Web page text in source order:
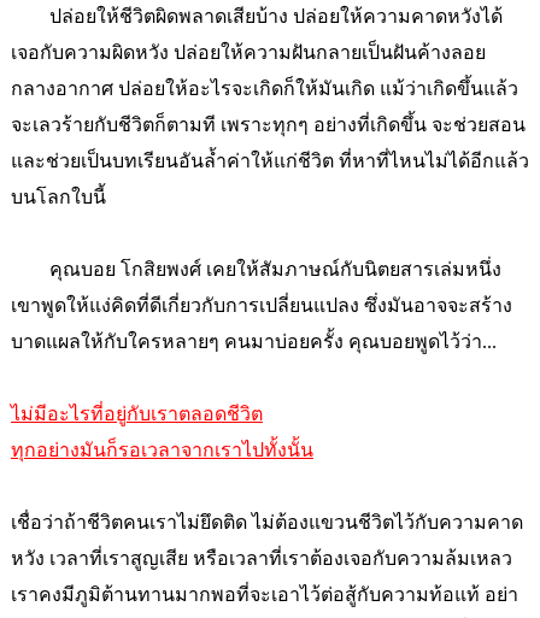
ปล่อยให้ชีวิตผิดพลาดเสียบ้าง ปล่อยให้ความคาดหวังได้
เจอกับความผิดหวัง ปล่อยให้ความฝันกลายเป็นฝันค้างลอย
กลางอากาศ ปล่อยให้อะไรจะเกิดก็ให้มันเกิด แม้ว่าเกิดขึ้นแล้ว
จะเลวร้ายกับชีวิตก็ตามที เพราะทุกๆ อย่างที่เกิดขึ้น จะช่วยสอน
และช่วยเป็นบทเรียนอันล้ำค่าให้แก่ชีวิต ที่หาที่ไหนไม่ได้อีกแล้ว
บนโลกใบนี้
คุณบอย โกสิยพงศ์ เคยให้สัมภาษณ์กับนิตยสารเล่มหนึ่ง
เขาพูดให้แง่คิดที่ดีเกี่ยวกับการเปลี่ยนแปลง ซึ่งมันอาจจะสร้าง
บาดแผลให้กับใครหลายๆ คนมาบ่อยครั้ง คุณบอยพูดไว้ว่า...
ไม่มีอะไรที่อยู่กับเราตลอดชีวิต
ทุกอย่างมันก็รอเวลาจากเราไปทั้งนั้น
เชื่อว่าถ้าชีวิตคนเราไม่ยึดติด ไม่ต้องแขวนชีวิตไว้กับความคาด
หวัง เวลาที่เราสูญเสีย หรือเวลาที่เราต้องเจอกับความล้มเหลว
เราคงมีภูมิต้านทานมากพอที่จะเอาไว้ต่อสู้กับความท้อแท้ อย่า